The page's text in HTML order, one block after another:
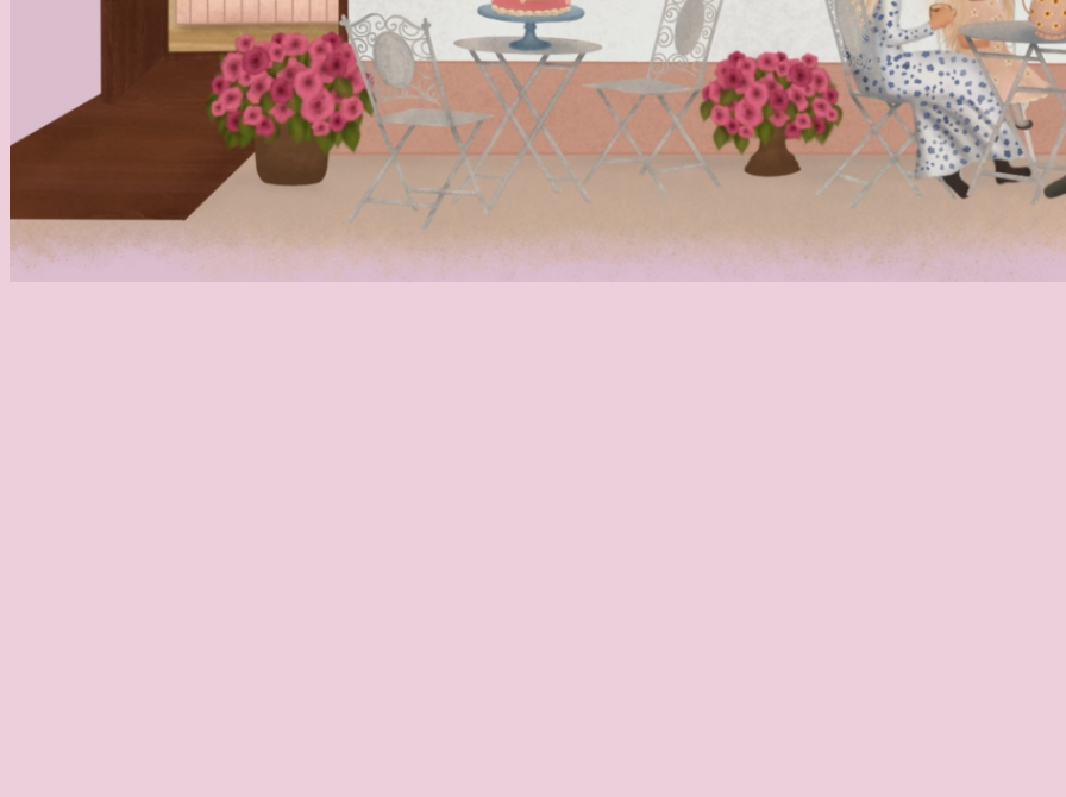
Sul on hoopis oma erisoov
tellimiseks?
Tee eritellimus